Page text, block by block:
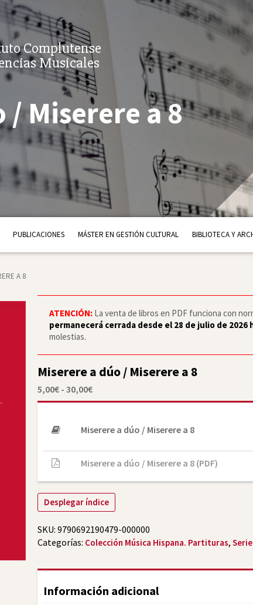
Complutense
Musicales
/ Miserere a 8
PUBLICACIONES MÁSTER EN GESTIÓN CULTURAL BIBLIOTECA Y
A 8
ATENCIÓN: La venta de libros en PDF funciona con
permanecerá cerrada desde el 28 de julio de 2026
molestias.
Miserere a dúo / Miserere a 8
5,00€ - 30,00€Rango
de
5,00€
hasta
Miserere a dúo / Miserere a 8
Miserere a dúo / Miserere a 8 (PDF)
Desplegar índice
SKU: 9790692190479-000000
Categorías: Colección Música Hispana. Partituras,
Información adicional